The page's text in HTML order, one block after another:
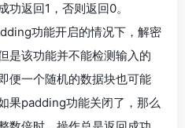
功返回1，否则返回0。
功能开启的情况下，解密
是该功能并不能检测输入的
便一个随机的数据块也可能
果padding功能关闭了，那么